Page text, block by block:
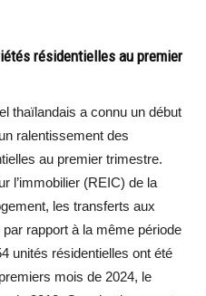
résidentielles au premier
thaïlandais a connu un début
ralentissement des
au premier trimestre.
l’immobilier (REIC) de la
les transferts aux
rapport à la même période
unités résidentielles ont été
mois de 2024, le